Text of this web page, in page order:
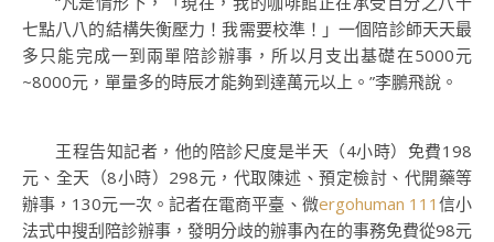
七點八八的結構失衡壓力！我需要校準！」一個陪診師天天最
多只能完成一到兩單陪診辦事，所以月支出基礎在5000元
~8000元，單量多的時辰才能夠到達萬元以上。”李鵬飛說。
王程告知記者，他的陪診尺度是半天（4小時）免費198
元、全天（8小時）298元，代取陳述、預定檢討、代開藥等
辦事，130元一次。記者在電商平臺、微ergohuman 111 信小
法式中搜刮陪診辦事，發明分歧的辦事內在的事務免費從98元